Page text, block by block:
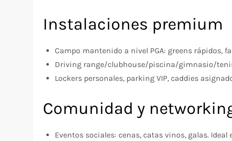
Instalaciones premium
Campo mantenido a nivel PGA: greens rápidos,
Driving range/clubhouse/piscina/gimnasio/
Lockers personales, parking VIP, caddies
Comunidad y
Eventos sociales: cenas, catas vinos, galas. Ideal